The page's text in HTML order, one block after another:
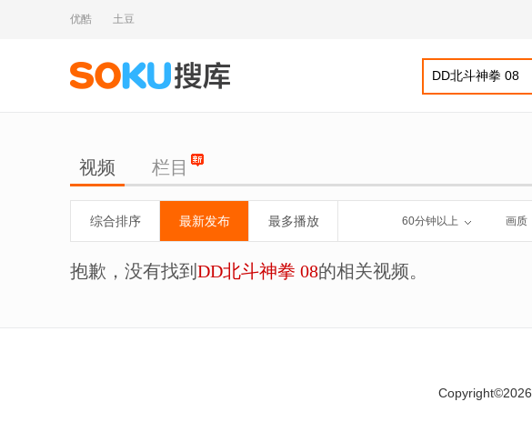
优酷 土豆
视频 栏目
综合排序 最新发布 最多播放 60分钟以上 画质
抱歉，没有找到 DD北斗神拳 08的相关视频。
Copyright©2026